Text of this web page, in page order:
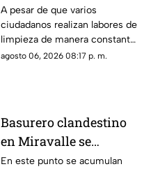
contaminado en
Tonalá
A pesar de que varios
ciudadanos realizan labores de
limpieza de manera constante
en la zona, algunas personas
agosto 06, 2026 08:17 p. m.
Basurero clandestino
en Miravalle se
convierte en un foco de
En este punto se acumulan